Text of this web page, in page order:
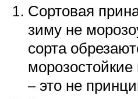
Сортовая
зиму не
сорта
– это не